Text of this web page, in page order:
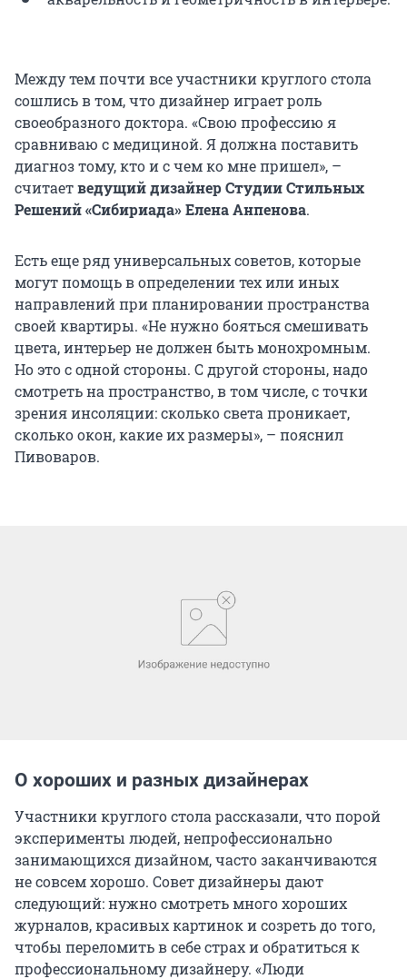
Между тем почти все участники круглого стола
сошлись в том, что дизайнер играет роль
своеобразного доктора. «Свою профессию я
сравниваю с медициной. Я должна поставить
диагноз тому, кто и с чем ко мне пришел», –
считаетведущий дизайнер Студии Стильных
Решений «Сибириада» Елена Анпенова.
Есть еще ряд универсальных советов, которые
могут помощь в определении тех или иных
направлений при планировании пространства
своей квартиры. «Не нужно бояться смешивать
цвета, интерьер не должен быть монохромным.
Но это с одной стороны. С другой стороны, надо
смотреть на пространство, в том числе, с точки
зрения инсоляции: сколько света проникает,
сколько окон, какие их размеры», – пояснил
Пивоваров.
О хороших и разных дизайнерах
Участники круглого стола рассказали, что порой
эксперименты людей, непрофессионально
занимающихся дизайном, часто заканчиваются
не совсем хорошо. Совет дизайнеры дают
следующий: нужно смотреть много хороших
журналов, красивых картинок и созреть до того,
чтобы переломить в себе страх и обратиться к
профессиональному дизайнеру. «Люди